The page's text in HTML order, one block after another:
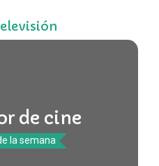
de cine
la semana